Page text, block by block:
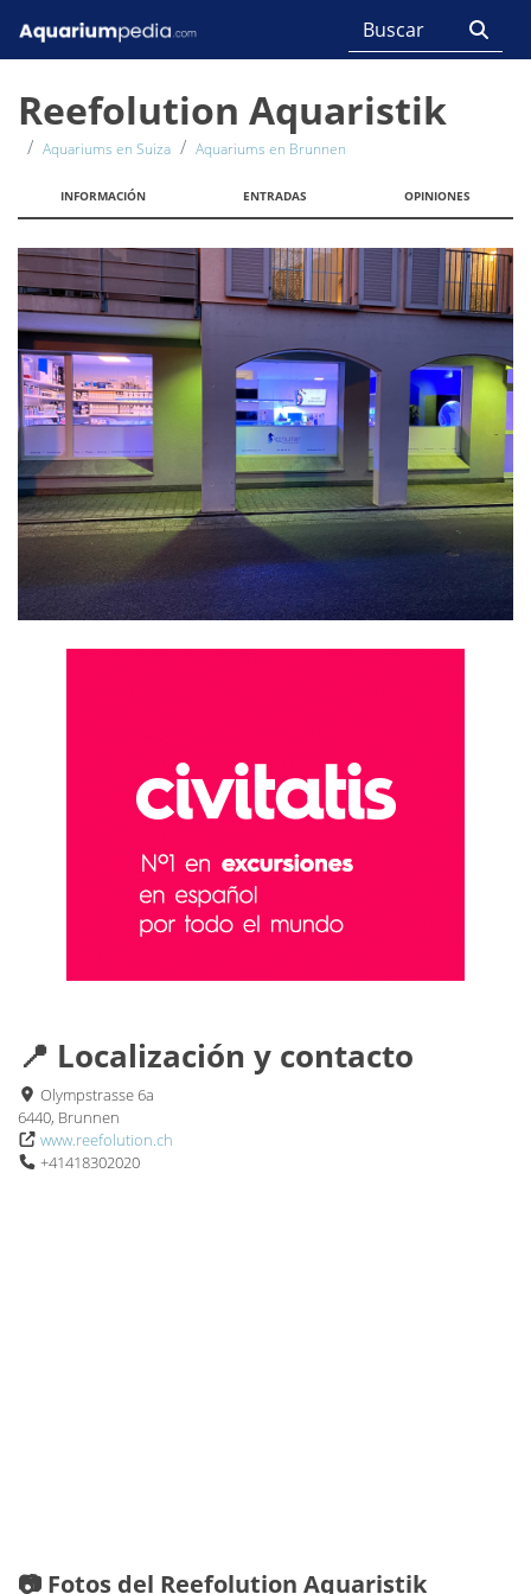
Reefolution Aquaristik
Aquariums en Suiza Aquariums en Brunnen
INFORMACIÓN ENTRADAS OPINIONES
📍 Localización y contacto
Olympstrasse 6a
6440, Brunnen
www.reefolution.ch
+41418302020
📷 Fotos del Reefolution Aquaristik